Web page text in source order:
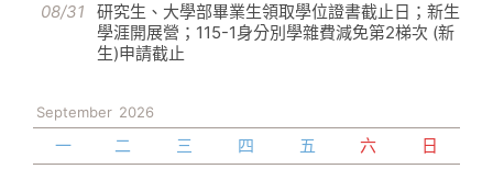
08/31
研究生、大學部畢業生領取學位證書截止日；新生
學涯開展營；115-1身分別學雜費減免第2梯次 (新
生)申請截止
September 2026
一 二 三 四 五 六
日